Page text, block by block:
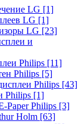
LG [1]
LG [1]
LG [23]
и
Philips [11]
Philips [5]
Philips [43]
Philips [1]
Paper Philips [3]
Holm [63]